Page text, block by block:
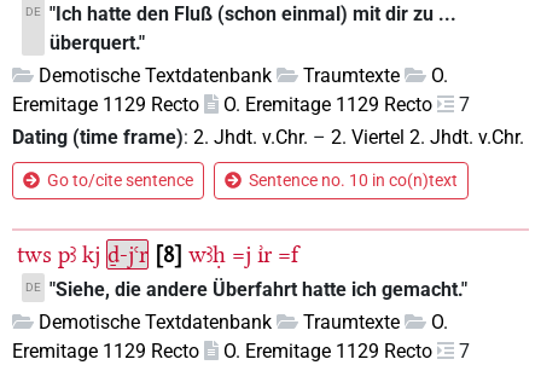
DE "Ich hatte den Fluß (schon einmal) mit dir zu ...
überquert."
Demotische Textdatenbank
Traumtexte
O.
Eremitage 1129 Recto
O. Eremitage 1129 Recto
7
Dating (time frame): 2. Jhdt. v.Chr. – 2. Viertel 2. Jhdt. v.Chr.
Go to/cite sentence Sentence no. 10 in co(n)text
tws pꜣ kj ḏ-jꜥr 8 wꜣḥ =j ı͗r =f
DE "Siehe, die andere Überfahrt hatte ich gemacht."
Demotische Textdatenbank
Traumtexte
O.
Eremitage 1129 Recto
O. Eremitage 1129 Recto
7